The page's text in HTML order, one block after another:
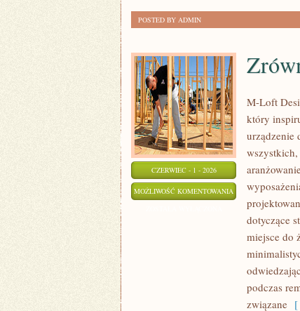
POSTED BY ADMIN
CZERWIEC - 1 - 2026
MOŻLIWOŚĆ KOMENTOWANIA ZRÓWNOWAŻONE
WNĘTRZA
M-Loft
który
urządzenie
dotyczące
miejsce do
podczas
związane [